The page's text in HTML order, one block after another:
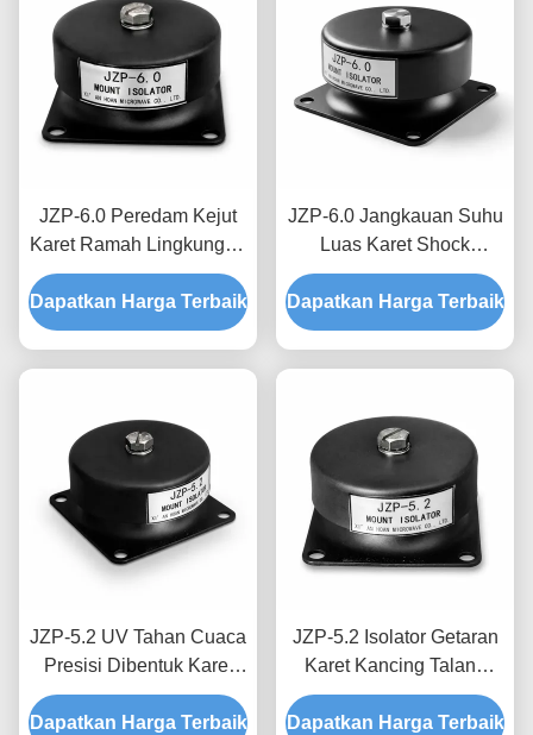
JZP-6.0 Peredam Kejut
Karet Ramah Lingkungan
Peredam Pelumas Bebas
Derit untuk Peralatan
Industri
Dapatkan Harga Terbaik
JZP-6.0 Jangkauan Suhu
Luas Karet Shock
Absorber Micro-Vibration
Filtering Damper untuk
Peralatan Presisi
Dapatkan Harga Terbaik
JZP-5.2 UV Tahan Cuaca
Presisi Dibentuk Karet
Getaran Isolator Mount
Shock Absorber Mount
Dapatkan Harga Terbaik
JZP-5.2 Isolator Getaran
Karet Kancing Talang
Tahan Korosi Dudukan
Peredam Kejut untuk
Dapatkan Harga Terbaik